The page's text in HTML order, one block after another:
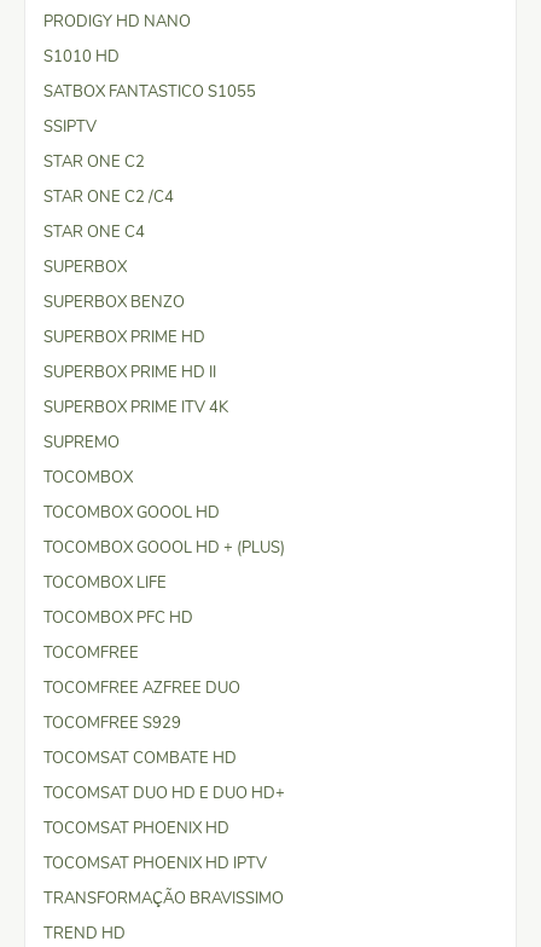
PRODIGY HD NANO
S1010 HD
SATBOX FANTASTICO S1055
SSIPTV
STAR ONE C2
STAR ONE C2 /C4
STAR ONE C4
SUPERBOX
SUPERBOX BENZO
SUPERBOX PRIME HD
SUPERBOX PRIME HD II
SUPERBOX PRIME ITV 4K
SUPREMO
TOCOMBOX
TOCOMBOX GOOOL HD
TOCOMBOX GOOOL HD + (PLUS)
TOCOMBOX LIFE
TOCOMBOX PFC HD
TOCOMFREE
TOCOMFREE AZFREE DUO
TOCOMFREE S929
TOCOMSAT COMBATE HD
TOCOMSAT DUO HD E DUO HD+
TOCOMSAT PHOENIX HD
TOCOMSAT PHOENIX HD IPTV
TRANSFORMAÇÃO BRAVISSIMO
TREND HD